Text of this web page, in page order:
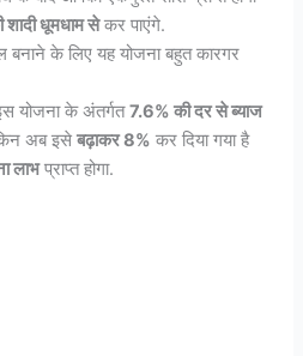
शादी धूमधाम सेकर पाएंगे.
बनाने के लिए यह योजना बहुत कारगर
योजना के अंतर्गत7.6% की दर से ब्याज
अब इसेबढ़ाकर 8% कर दिया गया है
लाभप्राप्त होगा.